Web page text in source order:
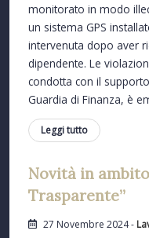
monitorato in modo
un sistema GPS
intervenuta dopo aver
dipendente. Le
condotta con il
Guardia di Finanza, è
Leggi tutto
Novità in
Trasparente”
27 Novembre 2024 -